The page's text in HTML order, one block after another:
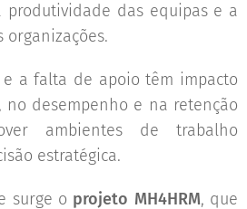
produtividade das equipas e a
e a falta de apoio têm impacto
no desempenho e na retenção
ambientes de trabalho
estratégica.
surge o projeto MH4HRM, que